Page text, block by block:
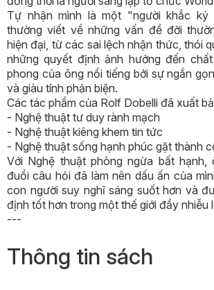
Tự nhận mình là một "người khắc kỷ
thường viết về những vấn đề đời
hiện đại, từ các sai lệch nhận thức, thói
những quyết định ảnh hưởng đến
phong của ông nổi tiếng bởi sự ngắn
và giàu tính phản biện.
Các tác phẩm của Rolf Dobelli đã xuất
- Nghệ thuật tư duy rành mạch
- Nghệ thuật kiêng khem tin tức
- Nghệ thuật sống hạnh phúc gặt thành
Với Nghệ thuật phòng ngừa bất hạnh,
đuổi câu hỏi đã làm nên dấu ấn của
con người suy nghĩ sáng suốt hơn và
định tốt hơn trong một thế giới đầy nhiễu
---
Thông tin sách